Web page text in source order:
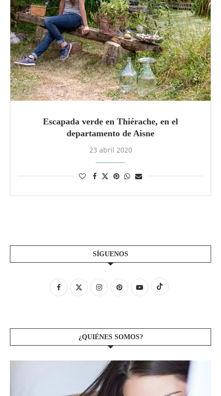
Escapada verde en Thiérache, en el
departamento de Aisne
23 abril 2020
SÍGUENOS
¿QUIÉNES SOMOS?